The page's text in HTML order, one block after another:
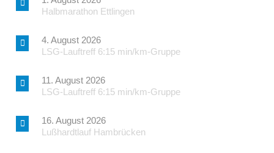
Halbmarathon Ettlingen
4. August 2026
LSG-Lauftreff 6:15 min/km-Gruppe
11. August 2026
LSG-Lauftreff 6:15 min/km-Gruppe
16. August 2026
Lußhardtlauf Hambrücken